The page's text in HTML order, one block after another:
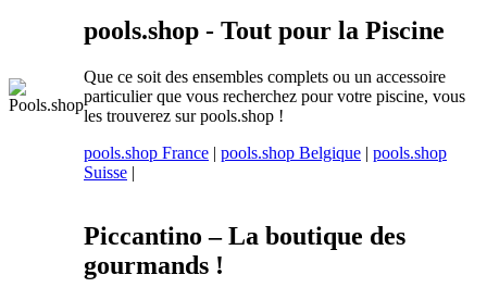
pools.shop - Tout pour la Piscine
Que ce soit des ensembles complets ou un accessoire
particulier que vous recherchez pour votre piscine, vous
les trouverez sur pools.shop !
pools.shop France | pools.shop Belgique | pools.shop
Suisse |
Piccantino – La boutique des
gourmands !